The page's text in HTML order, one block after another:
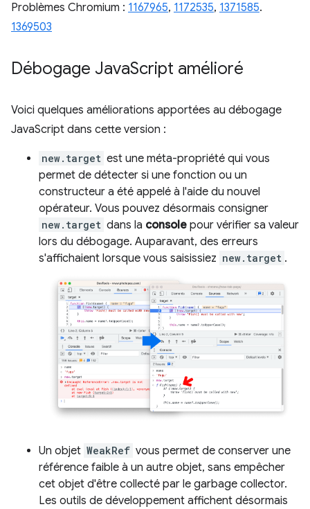
Problèmes Chromium : 1167965, 1172535, 1371585.
1369503
Débogage JavaScript amélioré
Voici quelques améliorations apportées au débogage
JavaScript dans cette version :
new.target est une méta-propriété qui vous
permet de détecter si une fonction ou un
constructeur a été appelé à l'aide du nouvel
opérateur. Vous pouvez désormais consigner
new.target dans la console pour vérifier sa valeur
lors du débogage. Auparavant, des erreurs
s'affichaient lorsque vous saisissiez new.target .
Un objet WeakRef vous permet de conserver une
référence faible à un autre objet, sans empêcher
cet objet d'être collecté par le garbage collector.
Les outils de développement affichent désormais